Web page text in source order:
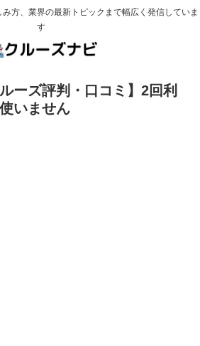
方、業界の最新トピックまで幅広く発信していま
す
ーズ評判・口コミ】2回利
いません